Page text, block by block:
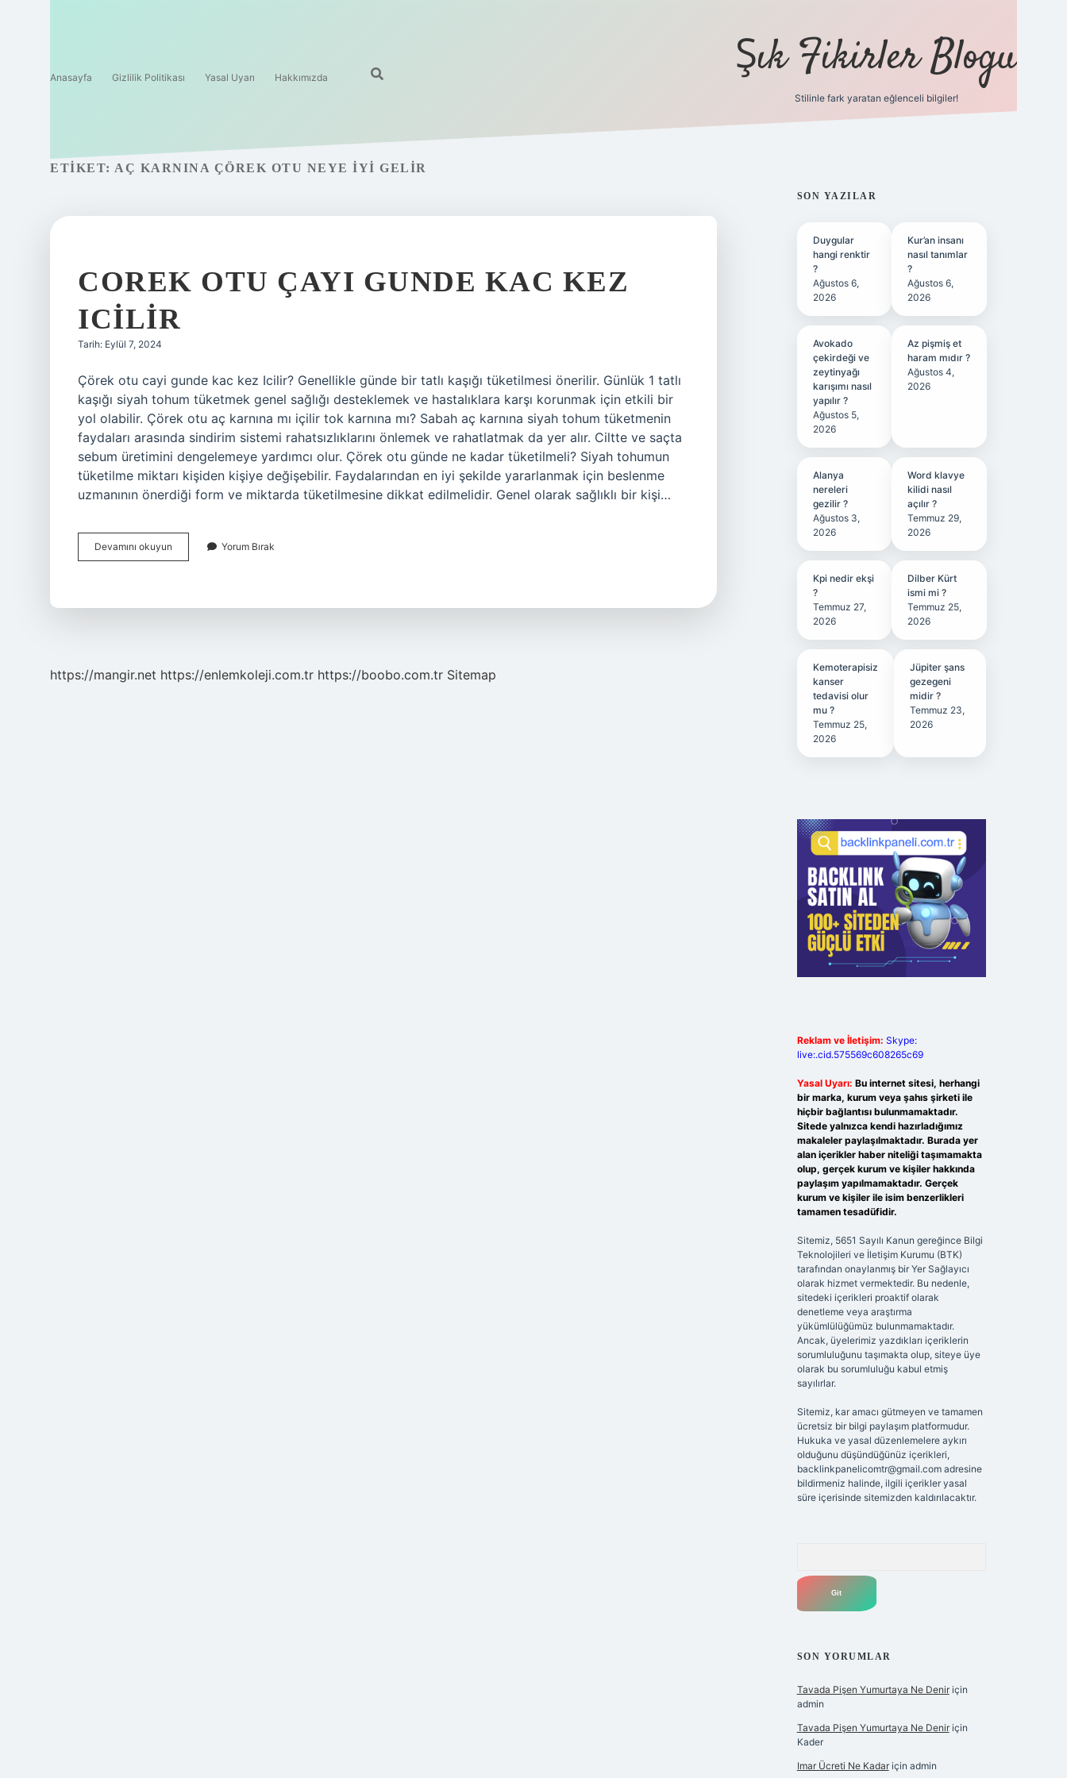
Anasayfa Gizlilik Politikası Yasal Uyarı Hakkımızda Şık Fikirler Blogu
Stilinle fark yaratan eğlenceli bilgiler!
ETIKET: AÇ KARNINA ÇÖREK OTU NEYE IYI GELIR
COREK OTU ÇAYI GUNDE KAC KEZ
ICILIR
Tarih: Eylül 7, 2024
Çörek otu cayi gunde kac kez Icilir? Genellikle günde bir tatlı kaşığı tüketilmesi önerilir. Günlük 1 tatlı
kaşığı siyah tohum tüketmek genel sağlığı desteklemek ve hastalıklara karşı korunmak için etkili bir
yol olabilir. Çörek otu aç karnına mı içilir tok karnına mı? Sabah aç karnına siyah tohum tüketmenin
faydaları arasında sindirim sistemi rahatsızlıklarını önlemek ve rahatlatmak da yer alır. Ciltte ve saçta
sebum üretimini dengelemeye yardımcı olur. Çörek otu günde ne kadar tüketilmeli? Siyah tohumun
tüketilme miktarı kişiden kişiye değişebilir. Faydalarından en iyi şekilde yararlanmak için beslenme
uzmanının önerdiği form ve miktarda tüketilmesine dikkat edilmelidir. Genel olarak sağlıklı bir kişi…
Devamını okuyun
Otu
Yorum Bırak
https://mangir.net https://enlemkoleji.com.tr https://boobo.com.tr Sitemap
SIDEBAR
SON YAZILAR
Duygular
hangi renktir
?
Ağustos 6,
2026
Kur’an insanı
nasıl tanımlar
?
Ağustos 6,
2026
Avokado
çekirdeği ve
zeytinyağı
karışımı nasıl
yapılır ?
Ağustos 5,
2026
Az pişmiş et
haram mıdır ?
Ağustos 4,
2026
Alanya
nereleri
gezilir ?
Ağustos 3,
2026
Word klavye
kilidi nasıl
açılır ?
Temmuz 29,
2026
Kpi nedir ekşi
?
Temmuz 27,
2026
Dilber Kürt
ismi mi ?
Temmuz 25,
2026
Kemoterapisiz
kanser
tedavisi olur
mu ?
Temmuz 25,
2026
Jüpiter şans
gezegeni
midir ?
Temmuz 23,
2026
Reklam ve İletişim: Skype:
live:.cid.575569c608265c69
Yasal Uyarı: Bu internet sitesi, herhangi
bir marka, kurum veya şahıs şirketi ile
hiçbir bağlantısı bulunmamaktadır.
Sitede yalnızca kendi hazırladığımız
makaleler paylaşılmaktadır. Burada yer
alan içerikler haber niteliği taşımamakta
olup, gerçek kurum ve kişiler hakkında
paylaşım yapılmamaktadır. Gerçek
kurum ve kişiler ile isim benzerlikleri
tamamen tesadüfidir.
Sitemiz, 5651 Sayılı Kanun gereğince Bilgi
Teknolojileri ve İletişim Kurumu (BTK)
tarafından onaylanmış bir Yer Sağlayıcı
olarak hizmet vermektedir. Bu nedenle,
sitedeki içerikleri proaktif olarak
denetleme veya araştırma
yükümlülüğümüz bulunmamaktadır.
Ancak, üyelerimiz yazdıkları içeriklerin
sorumluluğunu taşımakta olup, siteye üye
olarak bu sorumluluğu kabul etmiş
sayılırlar.
Sitemiz, kar amacı gütmeyen ve tamamen
ücretsiz bir bilgi paylaşım platformudur.
Hukuka ve yasal düzenlemelere aykırı
olduğunu düşündüğünüz içerikleri,
backlinkpanelicomtr@gmail.comadresine
bildirmeniz halinde, ilgili içerikler yasal
süre içerisinde sitemizden kaldırılacaktır.
SON YORUMLAR
Tavada Pişen Yumurtaya Ne Deniriçin
admin
Tavada Pişen Yumurtaya Ne Deniriçin
Kader
Imar Ücreti Ne Kadariçin admin